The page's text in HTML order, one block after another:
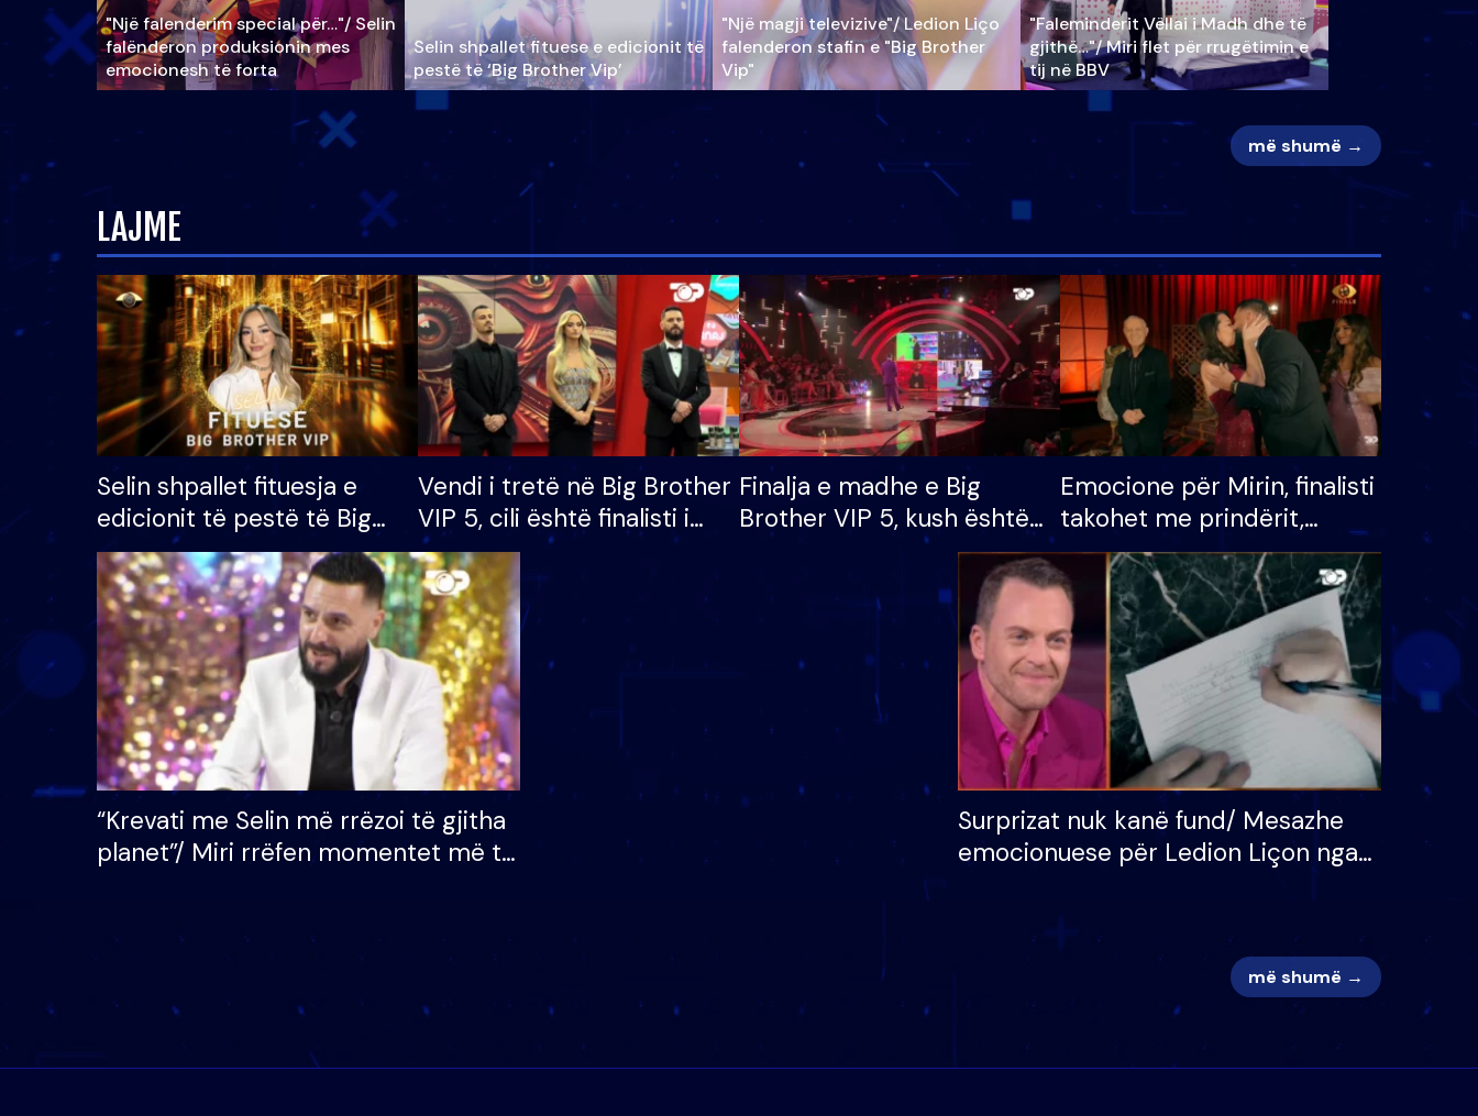
"Një falenderim special për…"/ Selin
falënderon produksionin mes
emocionesh të forta
Selin shpallet fituese e edicionit të
pestë të ‘Big Brother Vip’
"Një magji televizive"/ Ledion Liço
falenderon stafin e "Big Brother
Vip"
"Faleminderit Vëllai i Madh dhe të
gjithë…"/ Miri flet për rrugëtimin e
tij në BBV
më shumë →
LAJME
Selin shpallet fituesja e
edicionit të pestë të Big
Brother VIP, rrëmben
çmimin e madh prej 100
mijë eurosh
Vendi i tretë në Big Brother
VIP 5, cili është finalisti i
radhës që lë shtëpinë
Finalja e madhe e Big
Brother VIP 5, kush është
banori i parë që lë shtëpinë
dhe humb mundësinë për
të fituar çmimin e madh
Emocione për Mirin, finalisti
takohet me prindërit,
vajzën dhe bashkëshorten:
S’kemi ndonjë letër divorci
apo jo?
“Krevati me Selin më rrëzoi të gjitha
planet”/ Miri rrëfen momentet më të
Surprizat nuk kanë fund/ Mesazhe
emocionuese për Ledion Liçon nga
më shumë →